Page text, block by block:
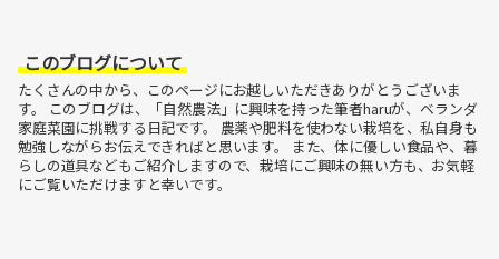
このブログについて
たくさんの中から、このページにお越しいただきありがとうございま
す。
このブログは、「自然農法」に興味を持った筆者haruが、ベランダ
家庭菜園に挑戦する日記です。
農薬や肥料を使わない栽培を、私自身も
勉強しながらお伝えできればと思います。
また、体に優しい食品や、暮
らしの道具などもご紹介しますので、栽培にご興味の無い方も、お気軽
にご覧いただけますと幸いです。